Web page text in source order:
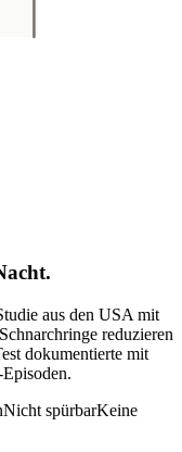
aus den USA mit
reduzieren
dokumentierte mit
Nicht spürbarKeine